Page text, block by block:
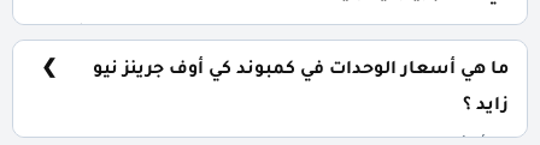
تاون هاوس: تبدأ من 164 متر² توين هاوس: تبدأ من 232 متر²
فلل مستقلة: تبدأ من 287 متر²
ما هي أسعار الوحدات في كمبوند كي أوف جرينز نيو
زايد ؟